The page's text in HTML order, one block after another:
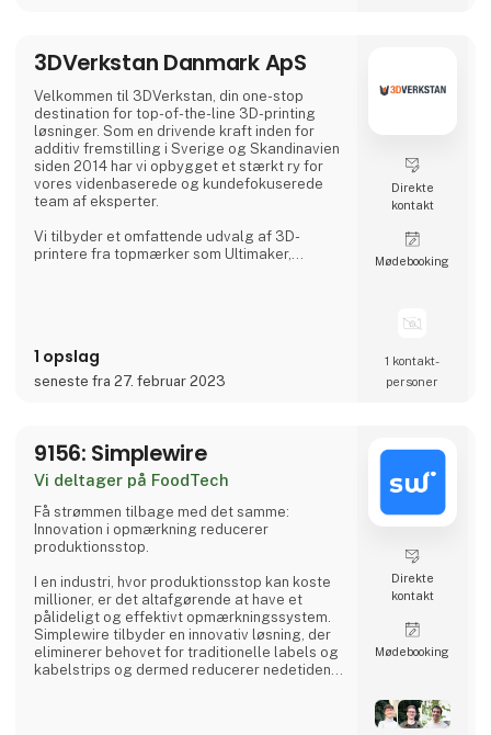
3DVerkstan Danmark ApS
Velkommen til 3DVerkstan, din one-stop
destination for top-of-the-line 3D-printing
løsninger. Som en drivende kraft inden for
additiv fremstilling i Sverige og Skandinavien
siden 2014 har vi opbygget et stærkt ry for
vores videnbaserede og kundefokuserede
team af eksperter.
Vi tilbyder et omfattende udvalg af 3D-
printere fra topmærker som Ultimaker,
til kunder over hele verden.
1 opslag
seneste fra 27. februar 2023
Direkte
kontakt
Møde­booking
1 kontakt­
personer
9156: Simplewire
Vi deltager på FoodTech
Få strømmen tilbage med det samme:
Innovation i opmærkning reducerer
produktionsstop.
I en industri, hvor produktionsstop kan koste
millioner, er det altafgørende at have et
pålideligt og effektivt opmærkningssystem.
Simplewire tilbyder en innovativ løsning, der
eliminerer behovet for traditionelle labels og
kabelstrips og dermed reducerer nedetiden i
Direkte
kontakt
Møde­booking